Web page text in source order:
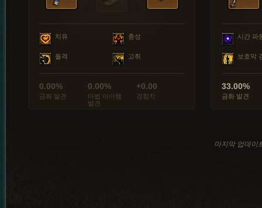
치유 충성
돌격 고취
0.00%
금화 발견
0.00%
마법 아이템
발견
+0.00
경험치
시간 파
보호막
33.00%
금화 발견
마지막 업데이